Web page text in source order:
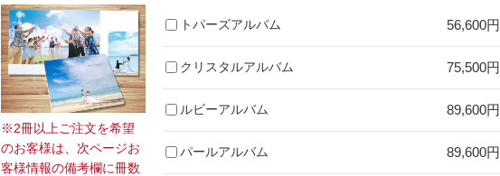
※2冊以上ご注文を希望
のお客様は、次ページお
客様情報の備考欄に冊数
トパーズアルバム 56,600円
クリスタルアルバム 75,500円
ルビーアルバム 89,600円
パールアルバム 89,600円